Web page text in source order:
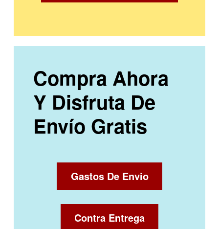
Compra Ahora
Y Disfruta De
Envío Gratis
Gastos De Envio
Contra Entrega